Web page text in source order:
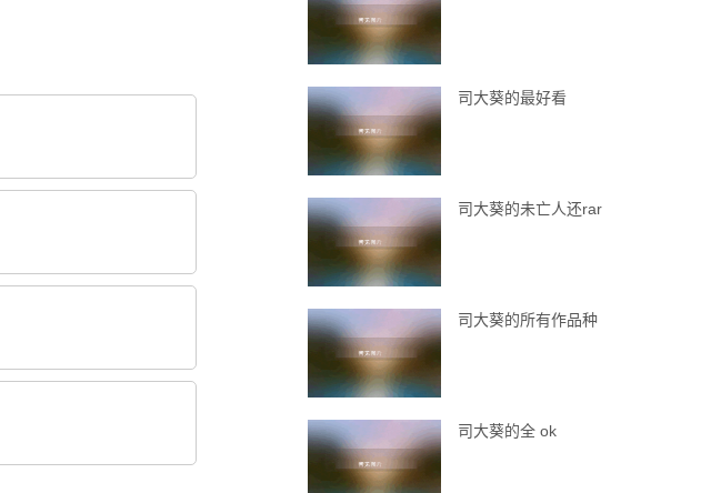
司大葵的最好看
司大葵的未亡人还rar
司大葵的所有作品种
司大葵的全 ok